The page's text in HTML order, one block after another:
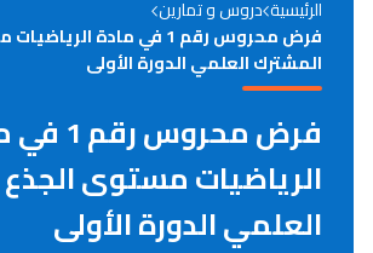
الرئيسية دروس و تمارين
فرض محروس رقم 1 في مادة
المشترك العلمي الدورة الأولى
فرض محروس
الرياضيات مستوى
العلمي الدورة الأولى